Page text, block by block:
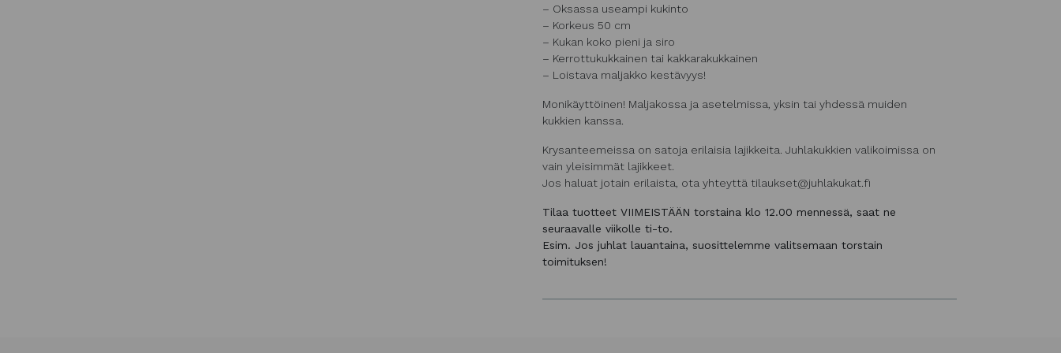
– Oksassa useampi kukinto
– Korkeus 50 cm
– Kukan koko pieni ja siro
– Kerrottukukkainen tai kakkarakukkainen
– Loistava maljakko kestävyys!
Monikäyttöinen! Maljakossa ja asetelmissa, yksin tai yhdessä muiden
kukkien kanssa.
Krysanteemeissa on satoja erilaisia lajikkeita. Juhlakukkien valikoimissa on
vain yleisimmät lajikkeet.
Jos haluat jotain erilaista, ota yhteyttä tilaukset@juhlakukat.fi
Tilaa tuotteet VIIMEISTÄÄN torstaina klo 12.00 mennessä, saat ne
seuraavalle viikolle ti-to.
Esim. Jos juhlat lauantaina, suosittelemme valitsemaan torstain
toimituksen!